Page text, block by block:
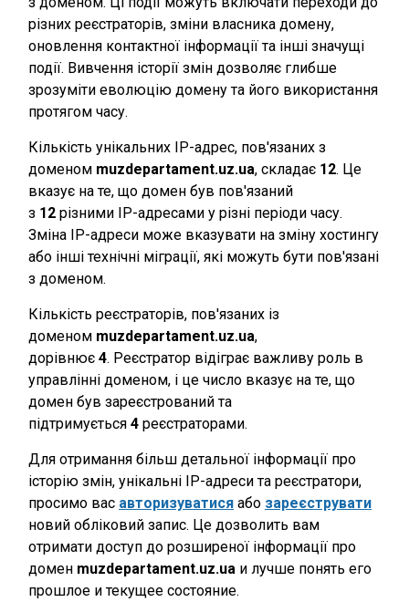
різних реєстраторів, зміни власника домену,
оновлення контактної інформації та інші значущі
події. Вивчення історії змін дозволяє глибше
зрозуміти еволюцію домену та його використання
протягом часу.
Кількість унікальних IP-адрес, пов'язаних з
доменом muzdepartament.uz.ua, складає 12. Це
вказує на те, що домен був пов'язаний
з 12 різними IP-адресами у різні періоди часу.
Зміна IP-адреси може вказувати на зміну хостингу
або інші технічні міграції, які можуть бути пов'язані
з доменом.
Кількість реєстраторів, пов'язаних із
доменом muzdepartament.uz.ua,
дорівнює 4. Реєстратор відіграє важливу роль в
управлінні доменом, і це число вказує на те, що
домен був зареєстрований та
підтримується 4 реєстраторами.
Для отримання більш детальної інформації про
історію змін, унікальні IP-адреси та реєстратори,
просимо вас авторизуватися або зареєструвати
новий обліковий запис. Це дозволить вам
отримати доступ до розширеної інформації про
домен muzdepartament.uz.ua и лучше понять его
прошлое и текущее состояние.